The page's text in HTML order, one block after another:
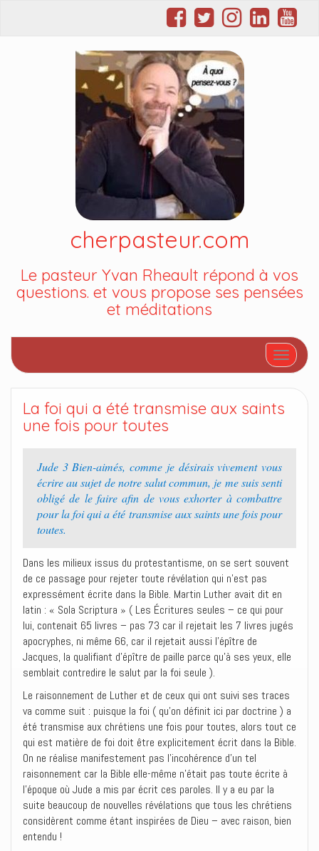
cherpasteur.com
Le pasteur Yvan Rheault répond à vos
questions. et vous propose ses pensées
et méditations
Afficher/
La foi qui a été transmise aux saints
une fois pour toutes
Jude 3 Bien-aimés, comme je désirais vivement vous
écrire au sujet de notre salut commun, je me suis senti
obligé de le faire afin de vous exhorter à combattre
pour la foi qui a été transmise aux saints une fois pour
toutes.
Dans les milieux issus du protestantisme, on se sert souvent
de ce passage pour rejeter toute révélation qui n’est pas
expressément écrite dans la Bible. Martin Luther avait dit en
latin : « Sola Scriptura » ( Les Écritures seules – ce qui pour
lui, contenait 65 livres – pas 73 car il rejetait les 7 livres jugés
apocryphes, ni même 66, car il rejetait aussi l’épître de
Jacques, la qualifiant d’épître de paille parce qu’à ses yeux, elle
semblait contredire le salut par la foi seule ).
Le raisonnement de Luther et de ceux qui ont suivi ses traces
va comme suit : puisque la foi ( qu’on définit ici par doctrine ) a
été transmise aux chrétiens une fois pour toutes, alors tout ce
qui est matière de foi doit être explicitement écrit dans la Bible.
On ne réalise manifestement pas l’incohérence d’un tel
raisonnement car la Bible elle-même n’était pas toute écrite à
l’époque où Jude a mis par écrit ces paroles. Il y a eu par la
suite beaucoup de nouvelles révélations que tous les chrétiens
considèrent comme étant inspirées de Dieu – avec raison, bien
entendu !